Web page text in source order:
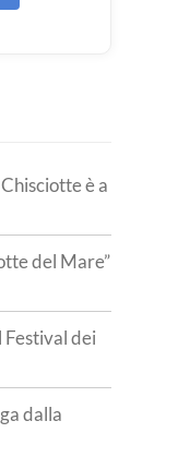
è a
del Mare”
Festival dei
dalla